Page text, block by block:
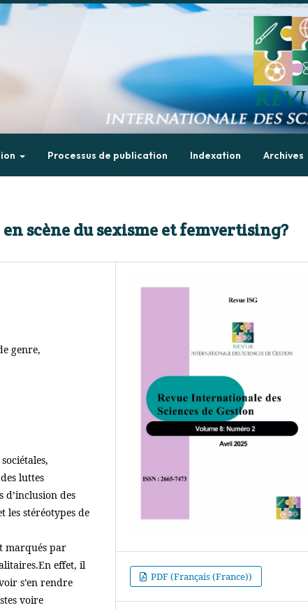
Processus de publication Indexation Archives
scène du sexisme et femvertising?
genre,
luttes
d’inclusion des
les stéréotypes de
marqués par
effet, il
s’en rendre
voire
PDF (Français (France))